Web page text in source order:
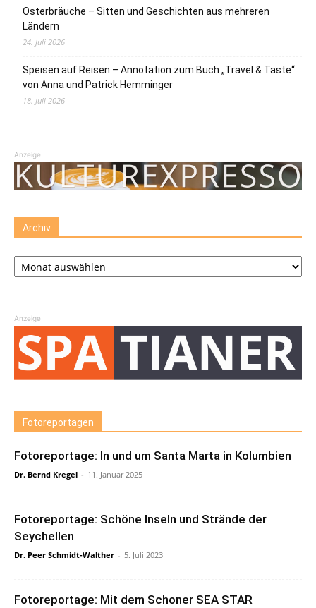
Osterbräuche – Sitten und Geschichten aus mehreren
Ländern
24. Juli 2026
Speisen auf Reisen – Annotation zum Buch „Travel & Taste“
von Anna und Patrick Hemminger
18. Juli 2026
Anzeige
Archiv
Archiv
Anzeige
Fotoreportagen
Fotoreportage: In und um Santa Marta in Kolumbien
Dr. Bernd Kregel - 11. Januar 2025
Fotoreportage: Schöne Inseln und Strände der
Seychellen
Dr. Peer Schmidt-Walther - 5. Juli 2023
Fotoreportage: Mit dem Schoner SEA STAR